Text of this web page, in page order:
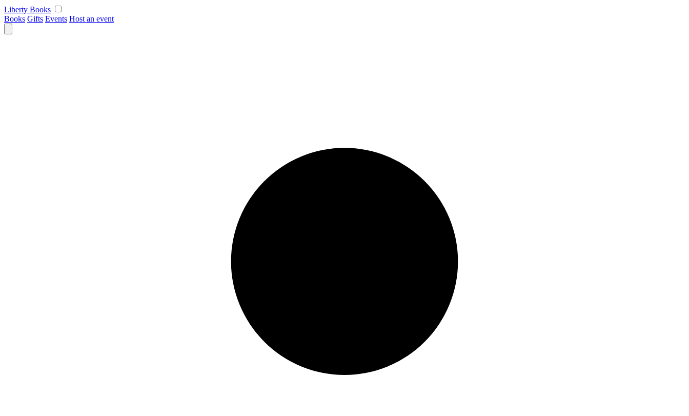
Skip
to
content
Liberty Books
Books Gifts Events Host an event